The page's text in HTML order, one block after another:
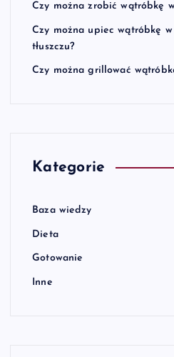
Czy można zrobić wątróbkę
Czy można upiec wątróbkę
tłuszczu?
Czy można grillować
Kategorie
Baza wiedzy
Dieta
Gotowanie
Inne